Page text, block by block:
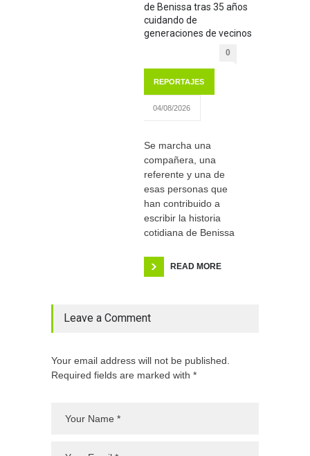
de Benissa tras 35 años
cuidando de
generaciones de vecinos
0
REPORTAJES
04/08/2026
Se marcha una
compañera, una
referente y una de
esas personas que
han contribuido a
escribir la historia
cotidiana de Benissa
READ MORE
Leave a Comment
Your email address will not be published.
Required fields are marked with *